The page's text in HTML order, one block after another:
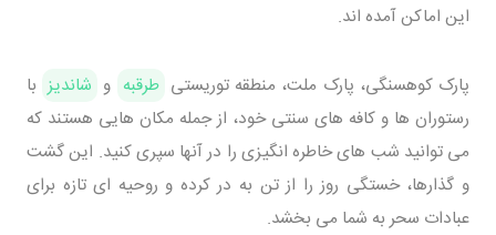
این اماکن آمده اند.
پارک کوهسنگی، پارک ملت، منطقه توریستی طرقبه و شاندیز با
رستوران ها و کافه های سنتی خود، از جمله مکان هایی هستند که
می توانید شب های خاطره انگیزی را در آنها سپری کنید. این گشت
و گذارها، خستگی روز را از تن به در کرده و روحیه ای تازه برای
عبادات سحر به شما می بخشد.